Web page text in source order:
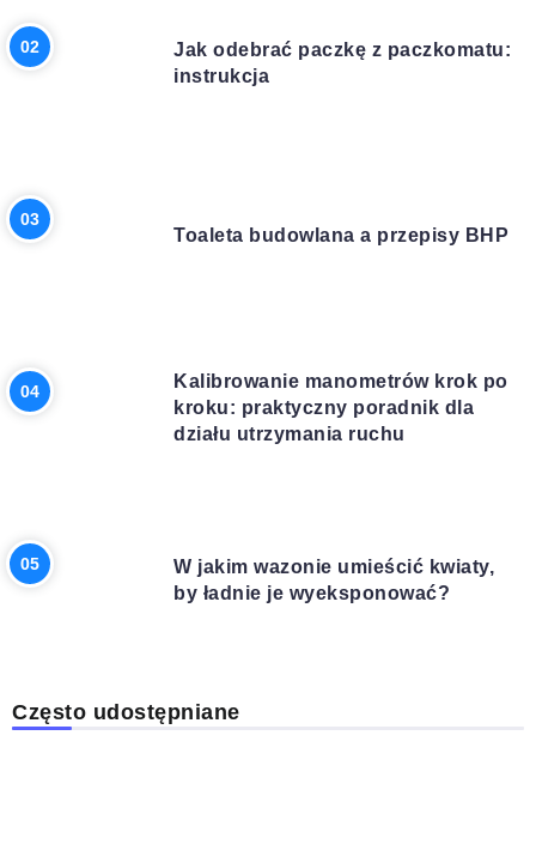
Jak odebrać paczkę z paczkomatu:
instrukcja
Toaleta budowlana a przepisy BHP
Kalibrowanie manometrów krok po
kroku: praktyczny poradnik dla
działu utrzymania ruchu
W jakim wazonie umieścić kwiaty,
by ładnie je wyeksponować?
Często udostępniane